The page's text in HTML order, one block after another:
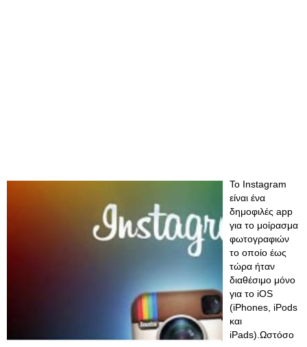
Το Instagram
είναι ένα
δημοφιλές app
για το μοίρασμα
φωτογραφιών
το οποίο έως
τώρα ήταν
διαθέσιμο μόνο
για το iOS
(iPhones, iPods
και
iPads).Ωστόσο